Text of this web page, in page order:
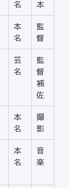
名
本
本
名
監
督
芸
名
監
督
補
佐
本
名
撮
影
本
名
音
楽